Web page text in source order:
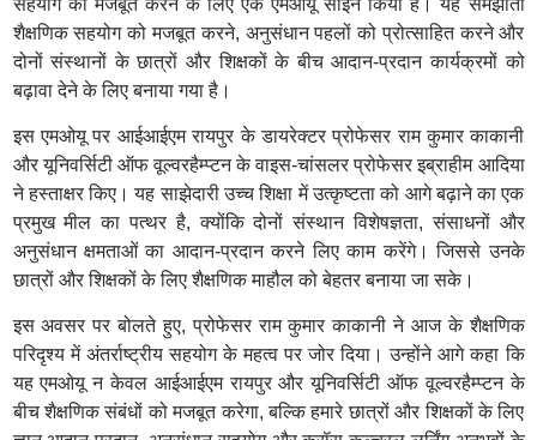
सहयोग को मजबूत करने के लिए एक एमओयू साइन किया है। यह समझौता
शैक्षणिक सहयोग को मजबूत करने, अनुसंधान पहलों को प्रोत्साहित करने और
दोनों संस्थानों के छात्रों और शिक्षकों के बीच आदान-प्रदान कार्यक्रमों को
बढ़ावा देने के लिए बनाया गया है।
इस एमओयू पर आईआईएम रायपुर के डायरेक्टर प्रोफेसर राम कुमार काकानी
और यूनिवर्सिटी ऑफ वूल्वरहैम्प्टन के वाइस-चांसलर प्रोफेसर इब्राहीम आदिया
ने हस्ताक्षर किए। यह साझेदारी उच्च शिक्षा में उत्कृष्टता को आगे बढ़ाने का एक
प्रमुख मील का पत्थर है, क्योंकि दोनों संस्थान विशेषज्ञता, संसाधनों और
अनुसंधान क्षमताओं का आदान-प्रदान करने लिए काम करेंगे। जिससे उनके
छात्रों और शिक्षकों के लिए शैक्षणिक माहौल को बेहतर बनाया जा सके।
इस अवसर पर बोलते हुए, प्रोफेसर राम कुमार काकानी ने आज के शैक्षणिक
परिदृश्य में अंतर्राष्ट्रीय सहयोग के महत्व पर जोर दिया। उन्होंने आगे कहा कि
यह एमओयू न केवल आईआईएम रायपुर और यूनिवर्सिटी ऑफ वूल्वरहैम्प्टन के
बीच शैक्षणिक संबंधों को मजबूत करेगा, बल्कि हमारे छात्रों और शिक्षकों के लिए